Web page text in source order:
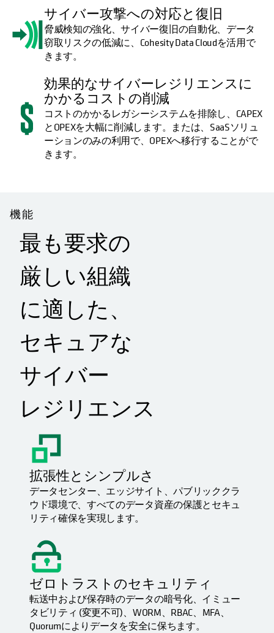
サイバー攻撃への対応と復旧
脅威検知の強化、サイバー復旧の自動化、データ
窃取リスクの低減に、Cohesity Data Cloudを活用で
きます。
効果的なサイバーレジリエンスに
かかるコストの削減
コストのかかるレガシーシステムを排除し、CAPEX
とOPEXを大幅に削減します。または、SaaSソリュ
ーションのみの利用で、OPEXへ移行することがで
きます。
機能
最も要求の
厳しい組織
に適した、
セキュアな
サイバー
レジリエンス
拡張性とシンプルさ
データセンター、エッジサイト、パブリッククラ
ウド環境で、すべてのデータ資産の保護とセキュ
リティ確保を実現します。
ゼロトラストのセキュリティ
転送中および保存時のデータの暗号化、イミュー
タビリティ (変更不可)、WORM、RBAC、MFA、
Quorumによりデータを安全に保ちます。